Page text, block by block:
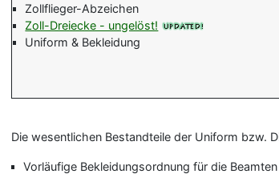
Zollflieger-Abzeichen
Zoll-Dreiecke - ungelöst!
Uniform & Bekleidung
Die wesentlichen Bestandteile der Uniform bzw.
Vorläufige Bekleidungsordnung für die